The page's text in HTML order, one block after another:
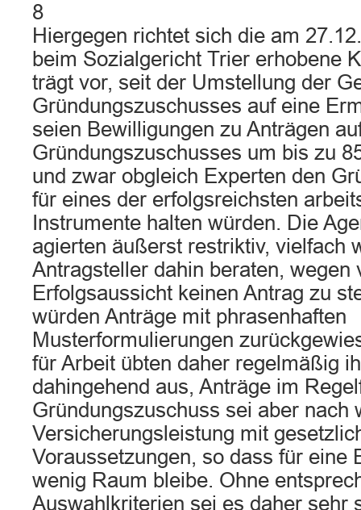
8
Hiergegen richtet sich die am
beim Sozialgericht Trier erhobene
trägt vor, seit der Umstellung der
Gründungszuschusses auf eine
seien Bewilligungen zu Anträgen
Gründungszuschusses um bis zu
und zwar obgleich Experten den
für eines der erfolgsreichsten
Instrumente halten würden. Die
agierten äußerst restriktiv, vielfach
Antragsteller dahin beraten, wegen
Erfolgsaussicht keinen Antrag zu
würden Anträge mit phrasenhaften
Musterformulierungen
für Arbeit übten daher regelmäßig
dahingehend aus, Anträge im
Gründungszuschuss sei aber nach
Versicherungsleistung mit
Voraussetzungen, so dass für eine
wenig Raum bleibe. Ohne
Auswahlkriterien sei es daher sehr